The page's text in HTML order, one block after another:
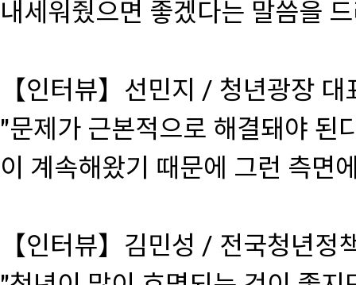
내세워줬으면 좋겠다는 말씀을
【인터뷰】선민지 / 청년광장 대
"문제가 근본적으로 해결돼야 된
이 계속해왔기 때문에 그런 측면
【인터뷰】김민성 / 전국청년정